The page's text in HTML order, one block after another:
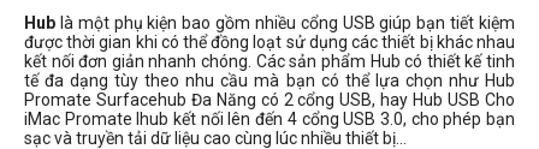
Hub là một phụ kiện bao gồm nhiều cổng USB giúp bạn tiết kiệm
được thời gian khi có thể đồng loạt sử dụng các thiết bị khác nhau
kết nối đơn giản nhanh chóng. Các sản phẩm Hub có thiết kế tinh
tế đa dạng tùy theo nhu cầu mà bạn có thể lựa chọn như Hub
Promate Surfacehub Đa Năng có 2 cổng USB, hay Hub USB Cho
iMac Promate Ihub kết nối lên đến 4 cổng USB 3.0, cho phép bạn
sạc và truyền tải dữ liệu cao cùng lúc nhiều thiết bị...